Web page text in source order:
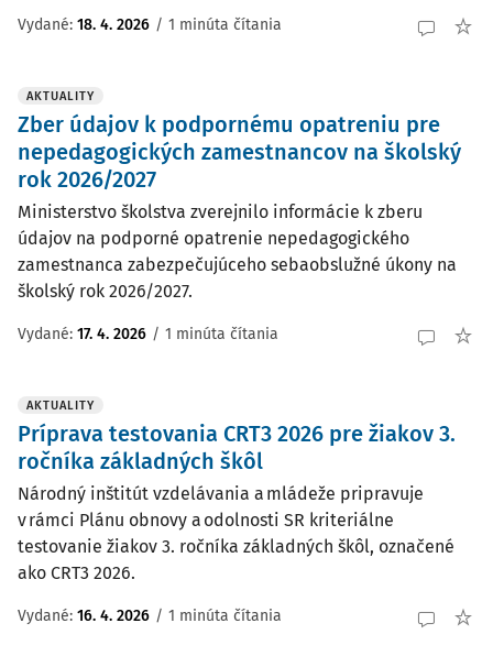
Vydané: 18. 4. 2026 / 1 minúta čítania
AKTUALITY
Zber údajov k podpornému opatreniu pre
nepedagogických zamestnancov na školský
rok 2026/2027
Ministerstvo školstva zverejnilo informácie k zberu
údajov na podporné opatrenie nepedagogického
zamestnanca zabezpečujúceho sebaobslužné úkony na
školský rok 2026/2027.
Vydané: 17. 4. 2026 / 1 minúta čítania
AKTUALITY
Príprava testovania CRT3 2026 pre žiakov 3.
ročníka základných škôl
Národný inštitút vzdelávania a mládeže pripravuje
v rámci Plánu obnovy a odolnosti SR kriteriálne
testovanie žiakov 3. ročníka základných škôl, označené
ako CRT3 2026.
Vydané: 16. 4. 2026 / 1 minúta čítania